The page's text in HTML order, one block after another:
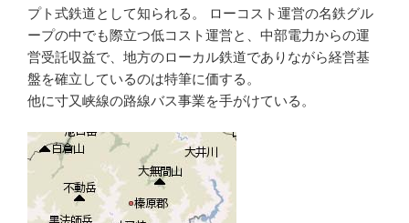
プト式鉄道として知られる。 ローコスト運営の名鉄グル
ープの中でも際立つ低コスト運営と、中部電力からの運
営受託収益で、地方のローカル鉄道でありながら経営基
盤を確立しているのは特筆に価する。
他に寸又峡線の路線バス事業を手がけている。